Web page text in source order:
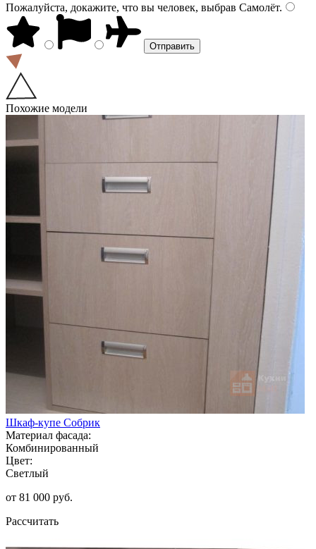
Пожалуйста, докажите, что вы человек, выбрав Самолёт.
Похожие модели
Шкаф-купе Собрик
Материал фасада:
Комбинированный
Цвет:
Светлый
от 81 000 руб.
Рассчитать